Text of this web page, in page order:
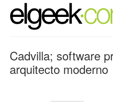
Cadvilla; software
arquitecto moderno